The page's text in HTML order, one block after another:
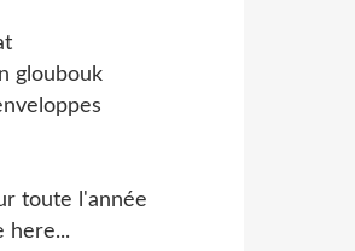
gloubouk
toute l'année
here...